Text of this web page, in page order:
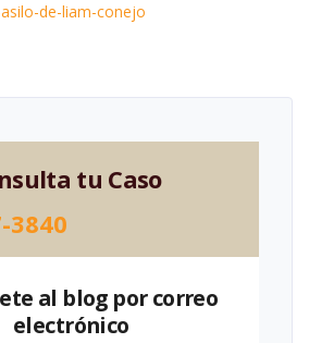
de-liam-conejo
tu Caso
3840
al blog por correo
electrónico